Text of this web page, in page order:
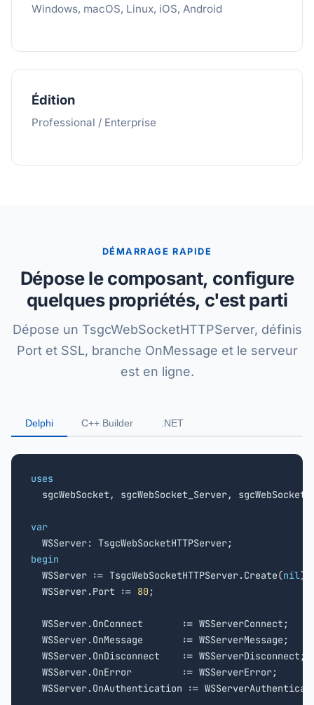
Windows, macOS, Linux, iOS, Android
Édition
Professional / Enterprise
DÉMARRAGE RAPIDE
Dépose le composant, configure
quelques propriétés, c'est parti
Dépose un TsgcWebSocketHTTPServer, définis
Port et SSL, branche OnMessage et le serveur
est en ligne.
Delphi C++ Builder .NET
uses
sgcWebSocket, sgcWebSocket_Server,
var
begin
WSServer := TsgcWebSocketHTTPServer.Create(nil);
  WSServer.Port :=
80 ;
  WSServer.OnConnect       := WSServerConnect;
  WSServer.OnMessage       := WSServerMessage;
  WSServer.OnDisconnect    := WSServerDisconnect;
  WSServer.OnError         := WSServerError;
WSServer.OnAuthentication :=